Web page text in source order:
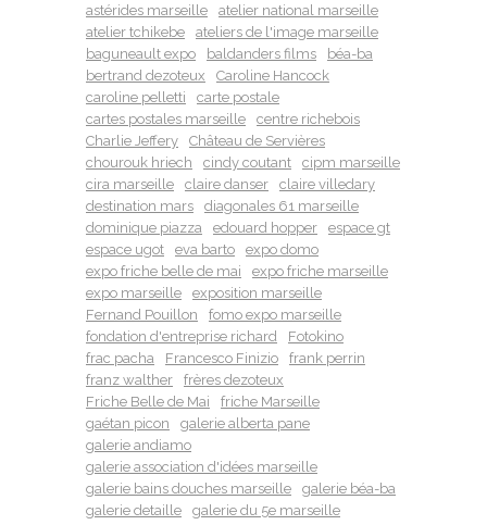
astérides marseille
atelier national marseille
atelier tchikebe
ateliers de l'image marseille
baguneault expo
baldanders films
béa-ba
bertrand dezoteux
Caroline Hancock
caroline pelletti
carte postale
cartes postales marseille
centre richebois
Charlie Jeffery
Château de Servières
chourouk hriech
cindy coutant
cipm marseille
cira marseille
claire danser
claire villedary
destination mars
diagonales 61 marseille
dominique piazza
edouard hopper
espace gt
espace ugot
eva barto
expo domo
expo friche belle de mai
expo friche marseille
expo marseille
exposition marseille
Fernand Pouillon
fomo expo marseille
fondation d'entreprise richard
Fotokino
frac pacha
Francesco Finizio
frank perrin
franz walther
frères dezoteux
Friche Belle de Mai
friche Marseille
gaétan picon
galerie alberta pane
galerie andiamo
galerie association d'idées marseille
galerie bains douches marseille
galerie béa-ba
galerie detaille
galerie du 5e marseille